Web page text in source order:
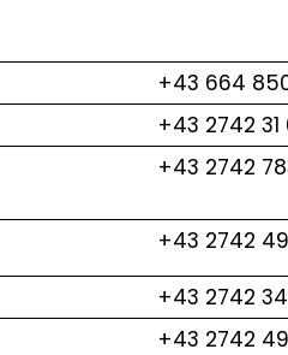
+43 664
+43 2742
+43 2742
+43 2742
+43 2742
+43 2742